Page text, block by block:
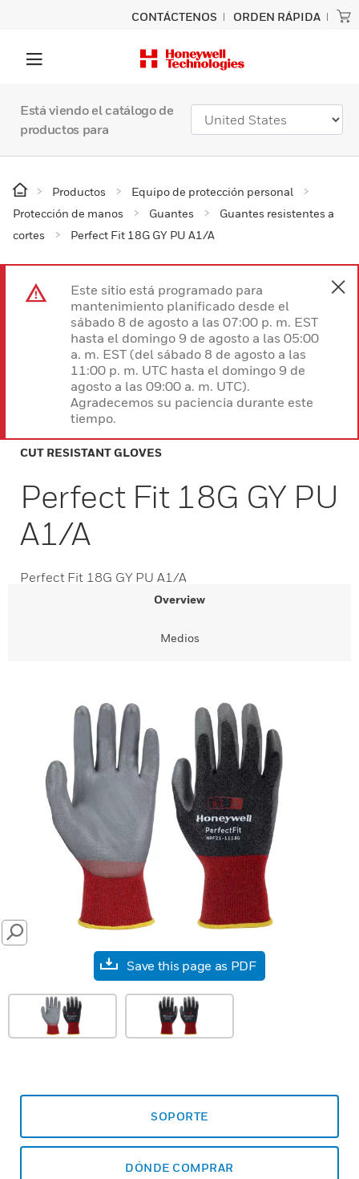
CONTÁCTENOS ORDEN RÁPIDA
Está viendo el catálogo de
productos para
Productos
Equipo de protección personal
Protección de manos
Guantes
Guantes resistentes a
cortes
Perfect Fit 18G GY PU A1/A
Este sitio está programado para
mantenimiento planificado desde el
sábado 8 de agosto a las 07:00 p. m. EST
hasta el domingo 9 de agosto a las 05:00
a. m. EST (del sábado 8 de agosto a las
11:00 p. m. UTC hasta el domingo 9 de
agosto a las 09:00 a. m. UTC).
Agradecemos su paciencia durante este
tiempo.
CUT RESISTANT GLOVES
Perfect Fit 18G GY PU
A1/A
Perfect Fit 18G GY PU A1/A
Overview
Medios
SEARCH
Save this page as PDF
SOPORTE
DÓNDE COMPRAR